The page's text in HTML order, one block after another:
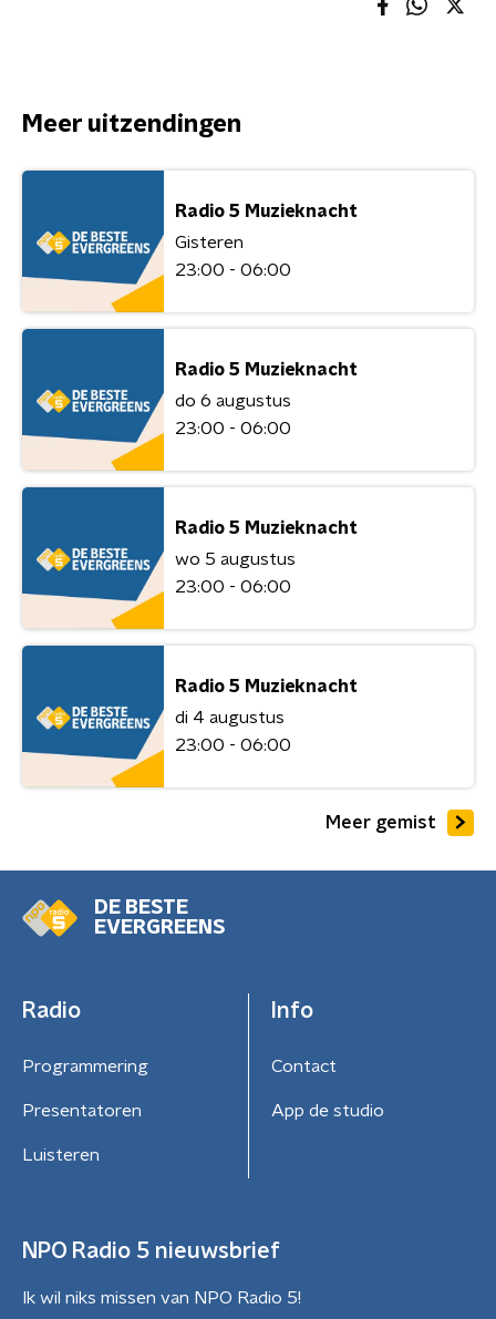
Meer uitzendingen
Radio 5 Muzieknacht
Gisteren
23:00 - 06:00
Radio 5 Muzieknacht
do 6 augustus
23:00 - 06:00
Radio 5 Muzieknacht
wo 5 augustus
23:00 - 06:00
Radio 5 Muzieknacht
di 4 augustus
23:00 - 06:00
Meer gemist
DE BESTE
EVERGREENS
Radio
Programmering
Presentatoren
Luisteren
Info
Contact
App de studio
NPO Radio 5 nieuwsbrief
Ik wil niks missen van NPO Radio 5!